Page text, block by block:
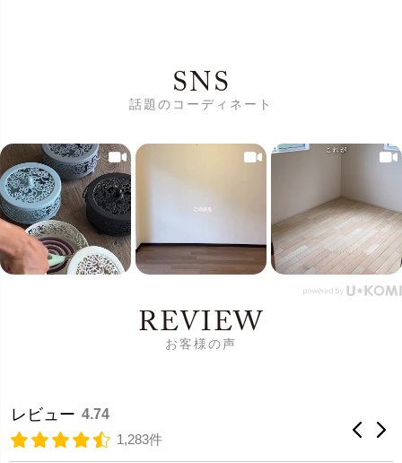
SNS
話題のコーディネート
REVIEW
お客様の声
レビュー 4.74
1,283件